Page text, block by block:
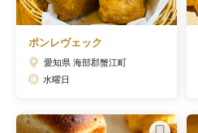
ポンレヴェック
愛知県 海部郡蟹江町
水曜日